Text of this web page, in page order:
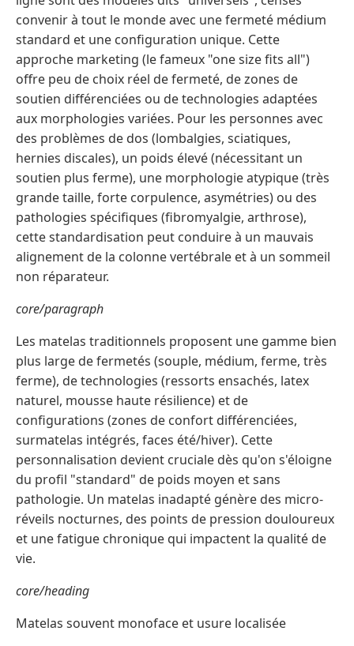
convenir à tout le monde avec une fermeté médium
standard et une configuration unique. Cette
approche marketing (le fameux "one size fits all")
offre peu de choix réel de fermeté, de zones de
soutien différenciées ou de technologies adaptées
aux morphologies variées. Pour les personnes avec
des problèmes de dos (lombalgies, sciatiques,
hernies discales), un poids élevé (nécessitant un
soutien plus ferme), une morphologie atypique (très
grande taille, forte corpulence, asymétries) ou des
pathologies spécifiques (fibromyalgie, arthrose),
cette standardisation peut conduire à un mauvais
alignement de la colonne vertébrale et à un sommeil
non réparateur.
core/paragraph
Les matelas traditionnels proposent une gamme bien
plus large de fermetés (souple, médium, ferme, très
ferme), de technologies (ressorts ensachés, latex
naturel, mousse haute résilience) et de
configurations (zones de confort différenciées,
surmatelas intégrés, faces été/hiver). Cette
personnalisation devient cruciale dès qu'on s'éloigne
du profil "standard" de poids moyen et sans
pathologie. Un matelas inadapté génère des micro-
réveils nocturnes, des points de pression douloureux
et une fatigue chronique qui impactent la qualité de
vie.
core/heading
Matelas souvent monoface et usure localisée